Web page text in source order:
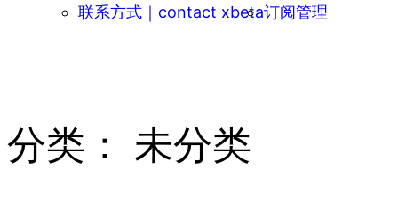
联系方式｜contact xbeta订阅管理
分类： 未分类